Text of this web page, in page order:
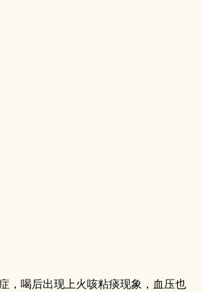
，喝后出现上火咳粘痰现象，血压也